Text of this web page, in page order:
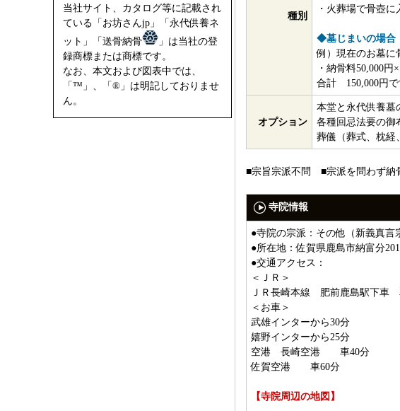
当社サイト、カタログ等に記載され
ている「お坊さんjp」「永代供養ネ
ット」「送骨納骨
」は当社の登
録商標または商標です。
なお、本文および図表中では、
「™」、「®」は明記しておりませ
ん。
種別
・火葬場で骨壺
◆墓じまいの場合
例）現在のお墓に
・納骨料50,000
合計 150,000円で
オプション
本堂と永代供養
各種回忌法要の
葬儀（葬式、枕
■宗旨宗派不問 ■宗派を問わず納
寺院情報
●寺院の宗派：その他（新義真言
●所在地：佐賀県鹿島市納富分
●交通アクセス：
＜ＪＲ＞
ＪＲ長崎本線 肥前鹿島駅下車
＜お車＞
武雄インターから30分
嬉野インターから25分
空港 長崎空港 車40分
佐賀空港 車60分
【寺院周辺の地図】